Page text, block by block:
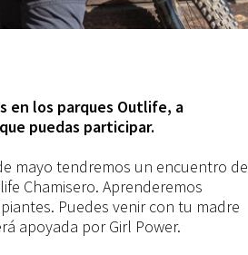
en los parques Outlife, a
puedas participar.
mayo tendremos un encuentro de
Chamisero. Aprenderemos
Puedes venir con tu madre
apoyada por Girl Power.